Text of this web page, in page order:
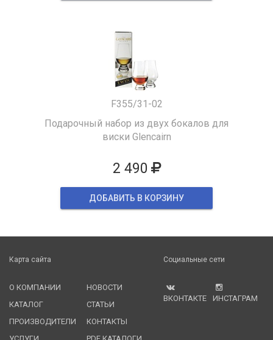
F355/31-02
Подарочный набор из двух бокалов для
виски Glencairn
2 490
ДОБАВИТЬ В КОРЗИНУ
Карта сайта
О КОМПАНИИ
КАТАЛОГ
ПРОИЗВОДИТЕЛИ
НОВОСТИ
СТАТЬИ
КОНТАКТЫ
Социальные сети
ВКОНТАКТЕ ИНСТАГРАМ